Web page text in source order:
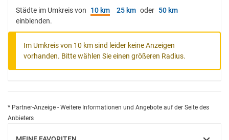
Städte im Umkreis von 10 km 25 km oder 50 km
einblenden.
Im Umkreis von 10 km sind leider keine Anzeigen
vorhanden. Bitte wählen Sie einen größeren Radius.
* Partner-Anzeige - Weitere Informationen und Angebote auf der Seite des
Anbieters